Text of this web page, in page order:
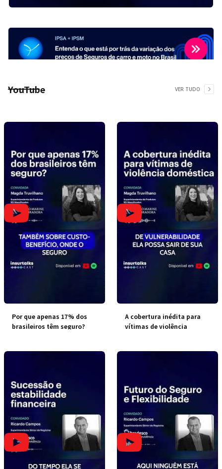
YouTube VER TUDO
Por que apenas 17% dos
brasileiros têm seguro?
A cobertura inédita para
vítimas de violência